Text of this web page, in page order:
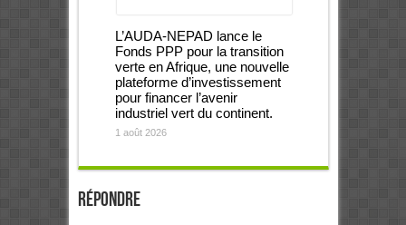
L’AUDA-NEPAD lance le
Fonds PPP pour la transition
verte en Afrique, une nouvelle
plateforme d’investissement
pour financer l’avenir
industriel vert du continent.
1 août 2026
Répondre